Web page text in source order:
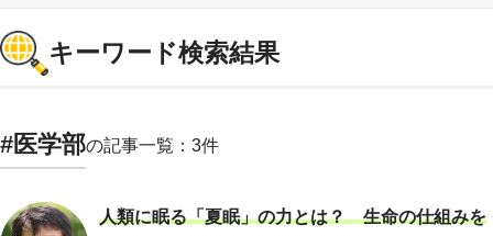
キーワード検索結果
#医学部の記事一覧：3件
人類に眠る「夏眠」の力とは？ 生命の仕組みを